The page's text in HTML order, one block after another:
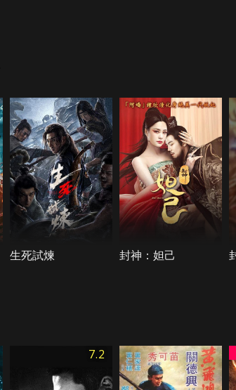
生死試煉 封神：妲己
7.2